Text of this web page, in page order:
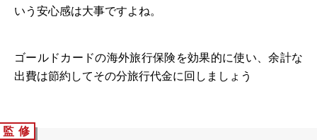
いう安心感は大事ですよね。
ゴールドカードの海外旅行保険を効果的に使い、余計な
出費は節約してその分旅行代金に回しましょう
監 修